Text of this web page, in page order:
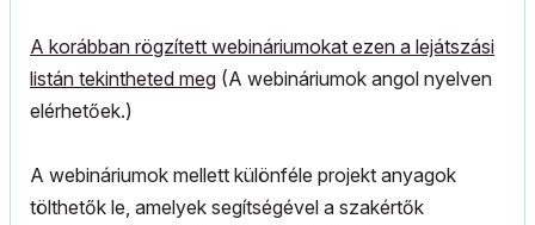
A korábban rögzített webináriumokat ezen a lejátszási
listán tekintheted meg (A webináriumok angol nyelven
elérhetőek.)
A webináriumok mellett különféle projekt anyagok
tölthetők le, amelyek segítségével a szakértők